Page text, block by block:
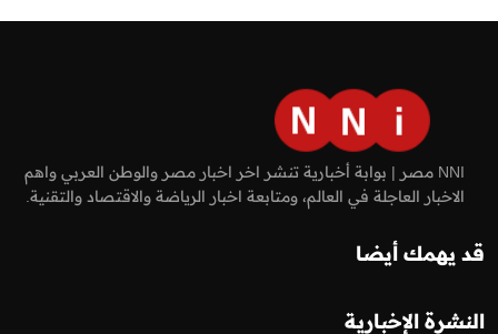
NNI مصر | بوابة أخبارية تنشر اخر اخبار مصر والوطن العربي واهم
الاخبار العاجلة في العالم، ومتابعة اخبار الرياضة والاقتصاد والتقنية.
قد يهمك أيضا
النشرة الإخبارية